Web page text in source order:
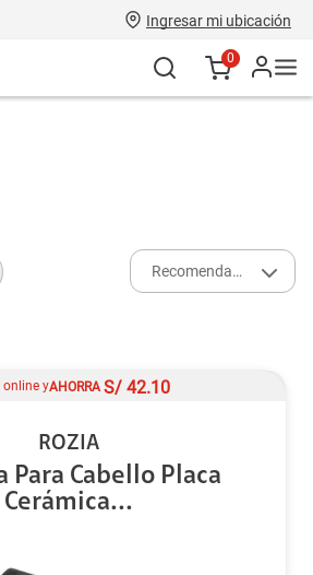
Ingresar mi ubicación
0
Recomendados
online yAHORRA S/ 42.10
ROZIA
Para Cabello Placa
Cerámica...